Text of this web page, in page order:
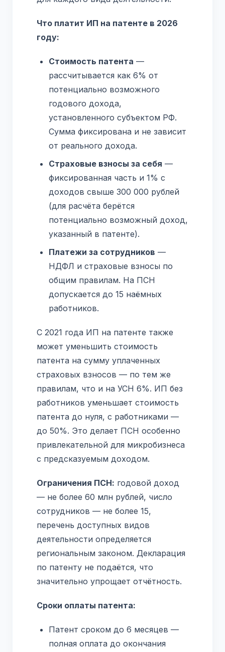
Что платит ИП на патенте в 2026
году:
Стоимость патента —
рассчитывается как 6% от
потенциально возможного
годового дохода,
установленного субъектом РФ.
Сумма фиксирована и не зависит
от реального дохода.
Страховые взносы за себя —
фиксированная часть и 1% с
доходов свыше 300 000 рублей
(для расчёта берётся
потенциально возможный доход,
указанный в патенте).
Платежи за сотрудников —
НДФЛ и страховые взносы по
общим правилам. На ПСН
допускается до 15 наёмных
работников.
С 2021 года ИП на патенте также
может уменьшить стоимость
патента на сумму уплаченных
страховых взносов — по тем же
правилам, что и на УСН 6%. ИП без
работников уменьшает стоимость
патента до нуля, с работниками —
до 50%. Это делает ПСН особенно
привлекательной для микробизнеса
с предсказуемым доходом.
Ограничения ПСН: годовой доход
— не более 60 млн рублей, число
сотрудников — не более 15,
перечень доступных видов
деятельности определяется
региональным законом. Декларация
по патенту не подаётся, что
значительно упрощает отчётность.
Сроки оплаты патента:
Патент сроком до 6 месяцев —
полная оплата до окончания